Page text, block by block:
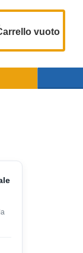
vuoto